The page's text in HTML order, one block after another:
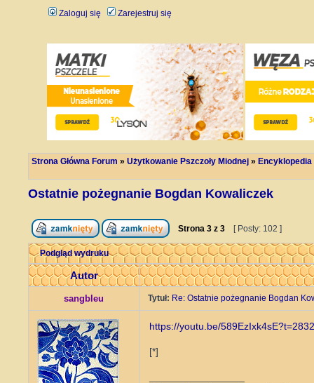
Zaloguj się Zarejestruj się
Strona Główna Forum » Użytkowanie Pszczoły Miodnej »
Ostatnie pożegnanie Bogdan Kowaliczek
Strona 3 z 3 [ Posty: 102 ]
Podgląd wydruku
Autor
sangbleu Tytuł: Re: Ostatnie pożegnanie Bogdan
https://youtu.be/589EzIxk4sE?t=2832
[*]